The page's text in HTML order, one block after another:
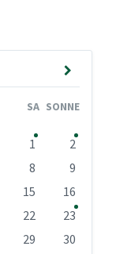
SA SONNE
1
2
8
9
15
16
22
23
29
30